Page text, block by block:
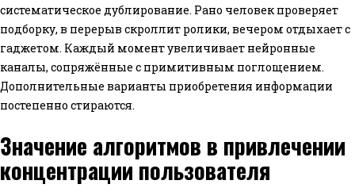
систематическое дублирование. Рано человек проверяет
подборку, в перерыв скроллит ролики, вечером отдыхает с
гаджетом. Каждый момент увеличивает нейронные
каналы, сопряжённые с примитивным поглощением.
Дополнительные варианты приобретения информации
постепенно стираются.
Значение алгоритмов в привлечении
концентрации пользователя